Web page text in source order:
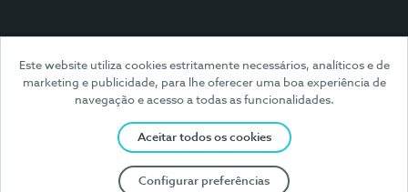
Este website utiliza cookies estritamente necessários, analíticos e de
marketing e publicidade, para lhe oferecer uma boa experiência de
navegação e acesso a todas as funcionalidades.
Aceitar todos os cookies
Configurar preferências